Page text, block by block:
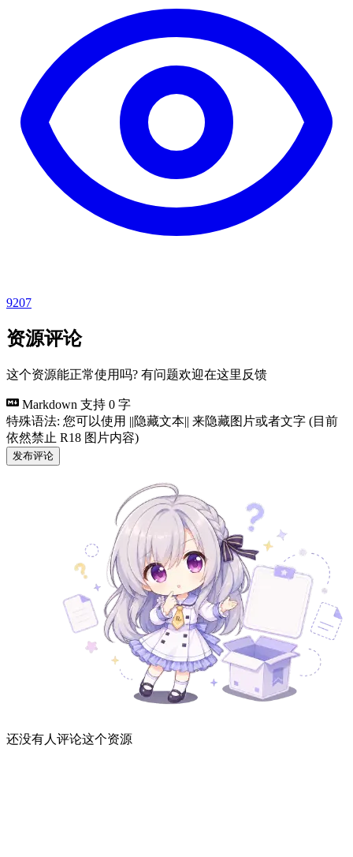
9207
资源评论
这个资源能正常使用吗? 有问题欢迎在这里反馈
Markdown 支持 0 字
特殊语法: 您可以使用 ||隐藏文本|| 来隐藏图片或者文字 (目前
依然禁止 R18 图片内容)
发布评论
还没有人评论这个资源